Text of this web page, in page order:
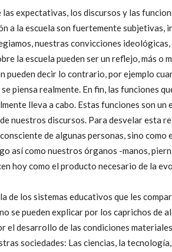
expectativas, los discursos y las
a la escuela son fuertemente subjetivas,
nuestras convicciones
la escuela pueden ser un reflejo, más o
pueden decir lo contrario, por ejemplo
piensa realmente. En fin, las funciones
lleva a cabo. Estas funciones son
nuestros discursos. Para desvelar esta
de algunas personas, sino como
así como nuestros órganos -manos,
hoy como el producto necesario de la
de los sistemas educativos que les
se pueden explicar por los caprichos de
el desarrollo de las condiciones
sociedades: Las ciencias, la